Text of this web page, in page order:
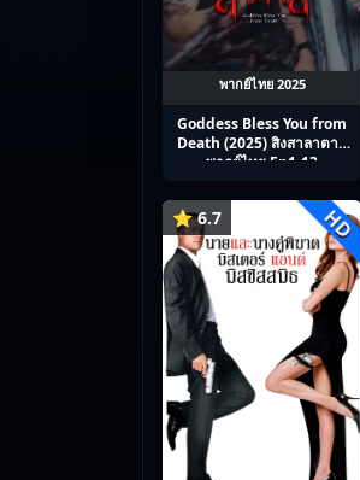
พากย์ไทย 2025
Goddess Bless You from
Death (2025) สิงสาลาตาย
พากย์ไทย Ep1-13
⭐ 6.7 HD